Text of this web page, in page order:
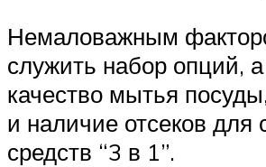
Немаловажным
служить набор опций,
качество мытья
и наличие отсеков для
средств “3 в 1”.